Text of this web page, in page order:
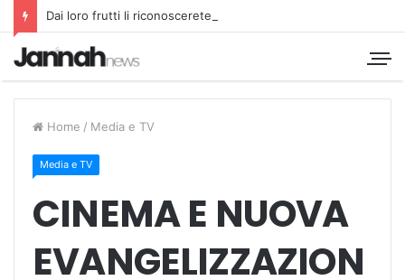
Dai loro frutti li riconoscerete
Home / Media e TV
Media e TV
CINEMA E NUOVA
EVANGELIZZAZION